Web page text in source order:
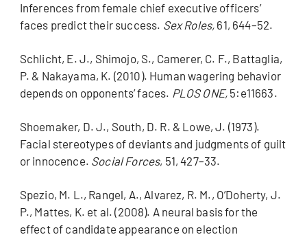
Inferences from female chief executive officers’
faces predict their success. Sex Roles, 61, 644–52.
Schlicht, E. J., Shimojo, S., Camerer, C. F., Battaglia,
P. & Nakayama, K. (2010). Human wagering behavior
depends on opponents’ faces. PLOS ONE, 5:e11663.
Shoemaker, D. J., South, D. R. & Lowe, J. (1973).
Facial stereotypes of deviants and judgments of guilt
or innocence. Social Forces, 51, 427–33.
Spezio, M. L., Rangel, A., Alvarez, R. M., O’Doherty, J.
P., Mattes, K. et al. (2008). A neural basis for the
effect of candidate appearance on election